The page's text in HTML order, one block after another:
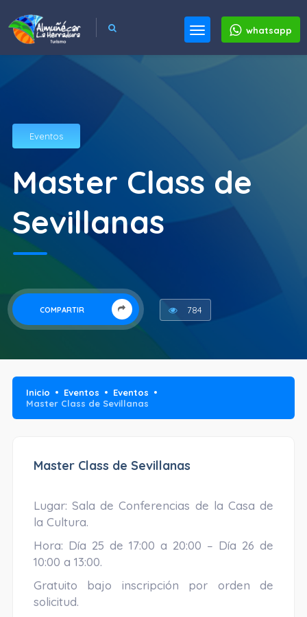
whatsapp
Eventos
Master Class de
Sevillanas
COMPARTIR 784
Inicio Eventos
Eventos
Master Class de Sevillanas
Master Class de Sevillanas
Lugar: Sala de Conferencias de la Casa de
la Cultura.
Hora: Día 25 de 17:00 a 20:00 – Día 26 de
10:00 a 13:00.
Gratuito bajo inscripción por orden de
solicitud.